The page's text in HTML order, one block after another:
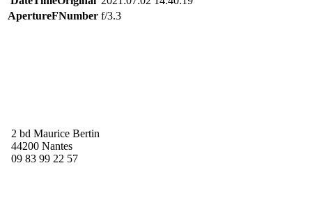
ApertureFNumber f/3.3
2 bd Maurice Bertin
44200 Nantes
09 83 99 22 57